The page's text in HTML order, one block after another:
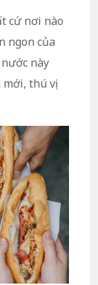
cứ nơi nào
ngon của
này
thú vị